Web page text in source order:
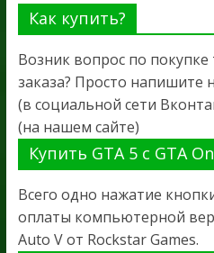
Как купить?
Возник вопрос по
заказа? Просто напишите
(в социальной сети
(на нашем сайте)
Купить GTA 5 с GTA
Всего одно нажатие
оплаты компьютерной
Auto V от Rockstar Games.